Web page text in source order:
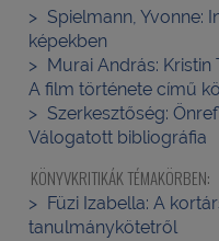
Spielmann, Yvonne:
képekben
Murai András: Kristin
A film története című
Szerkesztőség:
Válogatott bibliográfia
KÖNYVKRITIKÁK TÉMAKÖRBEN:
Füzi Izabella: A
tanulmánykötetről